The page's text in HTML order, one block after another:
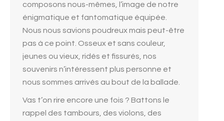
composons nous-mêmes, l’image de notre
énigmatique et fantomatique équipée.
Nous nous savions poudreux mais peut-être
pas à ce point. Osseux et sans couleur,
jeunes ou vieux, ridés et fissurés, nos
souvenirs n’intéressent plus personne et
nous sommes arrivés au bout de la ballade.
Vas t’on rire encore une fois ? Battons le
rappel des tambours, des violons, des